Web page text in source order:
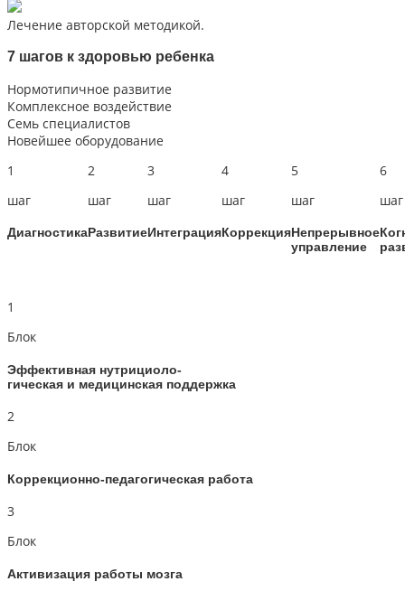
Лечение авторской методикой.
7 шагов к здоровью ребенка
Нормотипичное развитие
Комплексное воздействие
Семь специалистов
Новейшее оборудование
1
шаг
Диагностика
2
шаг
Развитие
3
шаг
Интеграция
4
шаг
Коррекция
5
шаг
Непрерывное
управление
6
шаг
1
Блок
Эффективная нутрициоло-
гическая и медицинская поддержка
2
Блок
Коррекционно-педагогическая работа
3
Блок
Активизация работы мозга